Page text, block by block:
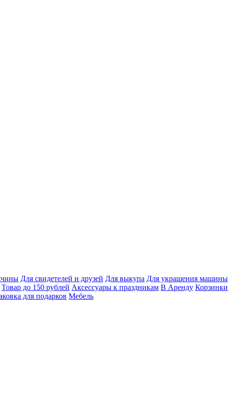
Для свидетелей и друзей Для выкупа Для украшения машины
Товар до 150 рублей Аксессуары к праздникам В Аренду Корзинки
для подарков Мебель